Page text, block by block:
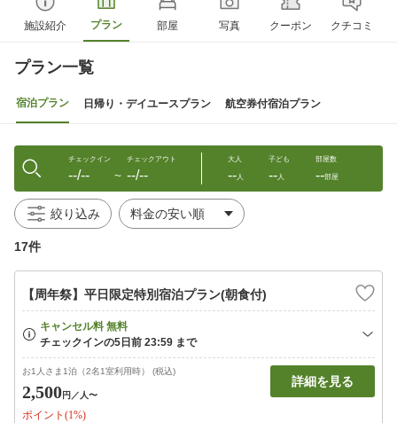
施設紹介 プラン 部屋 写真 クーポン クチコミ
プラン一覧
宿泊プラン 日帰り・デイユースプラン 航空券付宿泊プラン
チェックイン
--/-- 〜
チェックアウト
--/--
大人
--人
子ども
--人
部屋数
--部屋
絞り込み
17件
【周年祭】平日限定特別宿泊プラン(朝食付)
お1人さま1泊（2名1室利用時） (税込)
2,500円 ／人〜
ポイント(1%)
詳細を見る